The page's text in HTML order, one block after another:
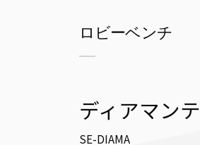
ロビーベンチ
ディアマンテ
SE-DIAMA